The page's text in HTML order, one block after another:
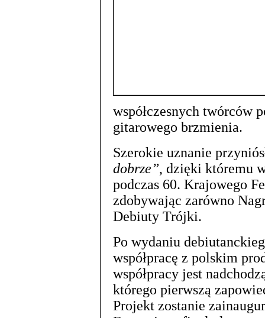
współczesnych twórców
gitarowego brzmienia.
Szerokie uznanie
dobrze”, dzięki któremu
podczas 60. Krajowego
zdobywając zarówno
Debiuty Trójki.
Po wydaniu
współpracę z polskim
współpracy jest
którego pierwszą
Projekt zostanie